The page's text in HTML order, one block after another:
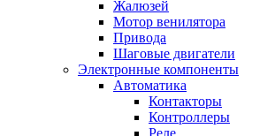
Жалюзей
Мотор венилятора
Привода
Шаговые двигатели
Электронные компоненты
Автоматика
Контакторы
Контроллеры
Реле